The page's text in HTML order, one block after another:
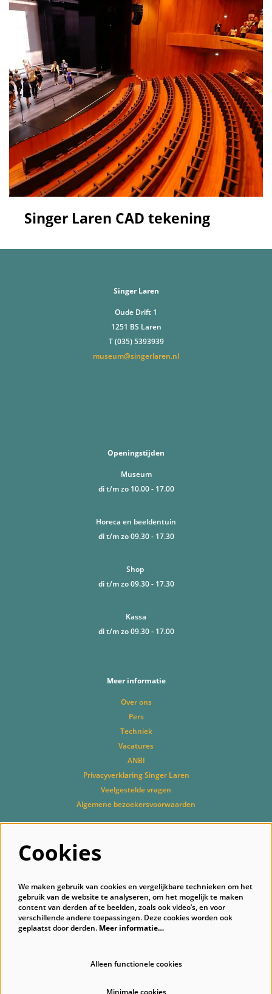
Singer Laren CAD tekening
Singer Laren
Oude Drift 1
1251 BS Laren
T (035) 5393939
museum@singerlaren.nl
Openingstijden
Museum
di t/m zo 10.00 - 17.00
Horeca en beeldentuin
di t/m zo 09.30 - 17.30
Shop
di t/m zo 09.30 - 17.30
Kassa
di t/m zo 09.30 - 17.00
Meer informatie
Over ons
Pers
Techniek
Vacatures
ANBI
Privacyverklaring Singer Laren
Veelgestelde vragen
Algemene bezoekersvoorwaarden
Cookies
We maken gebruik van cookies en vergelijkbare technieken om het
gebruik van de website te analyseren, om het mogelijk te maken
content van derden af te beelden, zoals ook video’s, en voor
verschillende andere toepassingen. Deze cookies worden ook
geplaatst door derden. Meer informatie…
Alleen functionele cookies
Minimale cookies